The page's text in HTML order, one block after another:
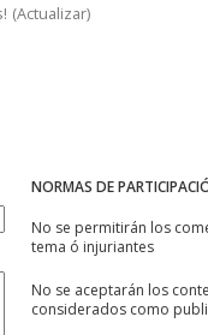
(Actualizar)
NORMAS DE
No se permitirán los
tema ó injuriantes
No se aceptarán los
considerados como